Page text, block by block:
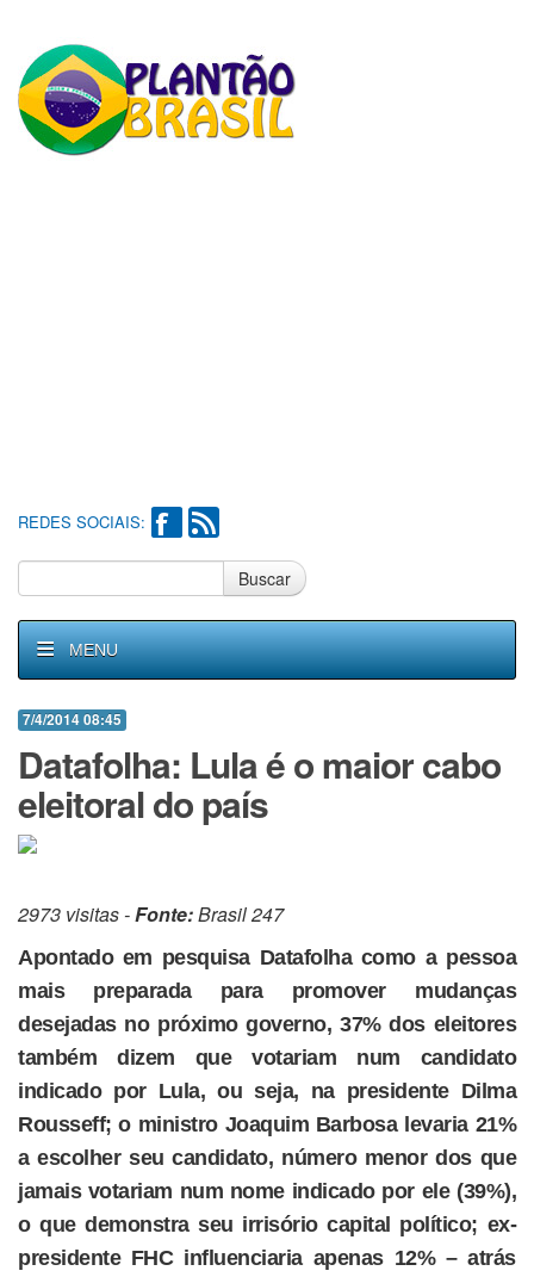
REDES SOCIAIS:
Buscar
MENU
7/4/2014 08:45
Datafolha: Lula é o maior cabo
eleitoral do país
2973 visitas -Fonte:Brasil 247
Apontado em pesquisa Datafolha como a pessoa
mais preparada para promover mudanças
desejadas no próximo governo, 37% dos eleitores
também dizem que votariam num candidato
indicado por Lula, ou seja, na presidente Dilma
Rousseff; o ministro Joaquim Barbosa levaria 21%
a escolher seu candidato, número menor dos que
jamais votariam num nome indicado por ele (39%),
o que demonstra seu irrisório capital político; ex-
presidente FHC influenciaria apenas 12% – atrás